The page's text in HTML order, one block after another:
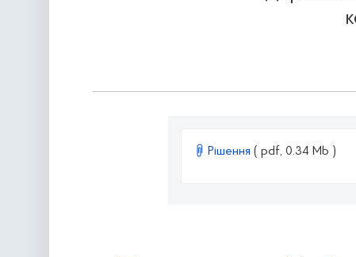
Рішення ( pdf, 0.34 Mb )